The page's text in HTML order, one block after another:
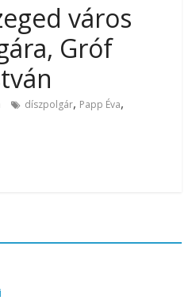
város
Gróf
díszpolgár, Papp Éva,